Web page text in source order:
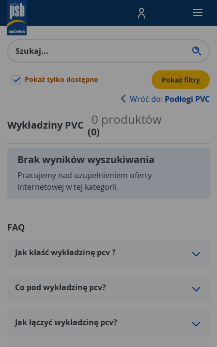
Menu Produktów,
Pokaż tylko dostępne Pokaż filtry
Wróć do: Podłogi PVC
Wykładziny PVC 0 produktów
(0)
Brak wyników wyszukiwania
Pracujemy nad uzupełnieniem oferty
internetowej w tej kategorii.
FAQ
Jak kłaść wykładzinę pcv ?
Co pod wykładzinę pcv?
Jak łączyć wykładzinę pcv?